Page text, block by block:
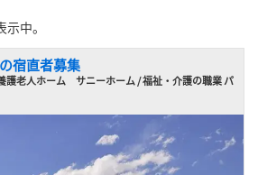
中。
宿直者募集
老人ホーム サニーホーム / 福祉・介護の職業 パ